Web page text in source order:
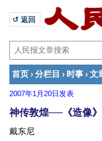
↺ 返回
首页 › 分栏目 › 时事 › 文
2007年1月20日 发表
神传敦煌──《造像》
戴东尼